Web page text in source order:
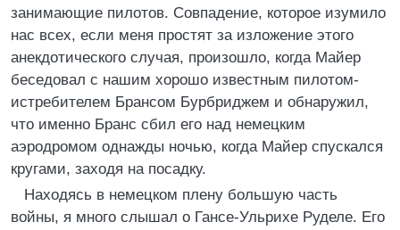
занимающие пилотов. Совпадение, которое изумило
нас всех, если меня простят за изложение этого
анекдотического случая, произошло, когда Майер
беседовал с нашим хорошо известным пилотом-
истребителем Брансом Бурбриджем и обнаружил,
что именно Бранс сбил его над немецким
аэродромом однажды ночью, когда Майер спускался
кругами, заходя на посадку.
Находясь в немецком плену большую часть
войны, я много слышал о Гансе-Ульрихе Руделе. Его